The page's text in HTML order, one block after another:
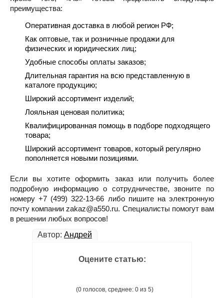
преимущества:
Оперативная доставка в любой регион РФ;
Как оптовые, так и розничные продажи для
физических и юридических лиц;
Удобные способы оплаты заказов;
Длительная гарантия на всю представленную в
каталоге продукцию;
Широкий ассортимент изделий;
Лояльная ценовая политика;
Квалифицированная помощь в подборе подходящего
товара;
Широкий ассортимент товаров, который регулярно
пополняется новыми позициями.
Если вы хотите оформить заказ или получить более
подробную информацию о сотрудничестве, звоните по
номеру +7 (499) 322-13-66 либо пишите на электронную
почту компании zakaz@a550.ru. Специалисты помогут вам
в решении любых вопросов!
Автор: Андрей
Оцените статью:
(0 голосов, среднее: 0 из 5)